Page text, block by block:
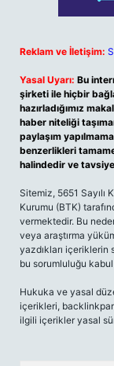
Reklam ve İletişim:
Yasal Uyarı: Bu
şirketi ile hiçbir
hazırladığımız
haber niteliği
paylaşım
benzerlikleri
halindedir ve
Sitemiz, 5651 Sayılı
Kurumu (BTK)
vermektedir. Bu
veya araştırma
yazdıkları içeriklerin
bu sorumluluğu kabul
Hukuka ve yasal
içerikleri,
ilgili içerikler yasal